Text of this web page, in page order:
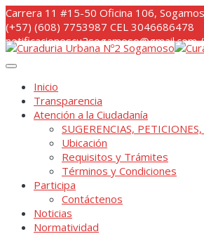
Skip
to
content
Carrera 11 #15-50 Oficina 106,
(+57) (608) 7753987 CEL 3046686478
Inicio
Transparencia
Atención a la Ciudadanía
SUGERENCIAS,
Ubicación
Requisitos y Trámites
Términos y Condiciones
Participa
Contáctenos
Noticias
Normatividad